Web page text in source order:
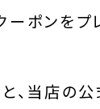
ポンをプ
、当店の